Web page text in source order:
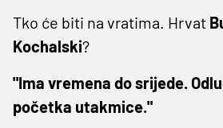
Tko će biti na vratima. Hrvat
Kochalski?
"Ima vremena do srijede.
početka utakmice."